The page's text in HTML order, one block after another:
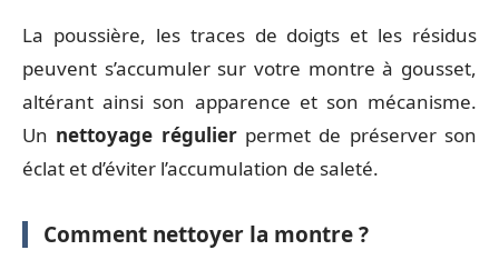
La poussière, les traces de doigts et les résidus
peuvent s’accumuler sur votre montre à gousset,
altérant ainsi son apparence et son mécanisme.
Un nettoyage régulierpermet de préserver son
éclat et d’éviter l’accumulation de saleté.
Comment nettoyer la montre ?